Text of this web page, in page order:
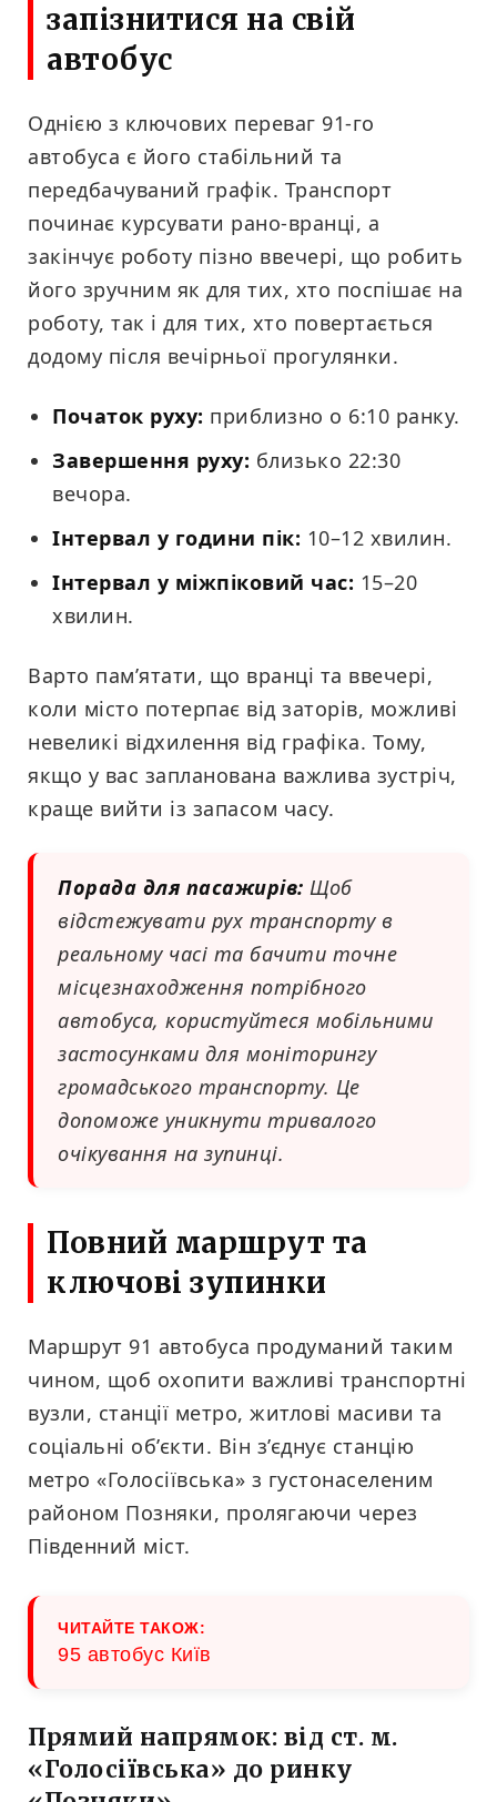
запізнитися на свій
автобус
Однією з ключових переваг 91-го
автобуса є його стабільний та
передбачуваний графік. Транспорт
починає курсувати рано-вранці, а
закінчує роботу пізно ввечері, що робить
його зручним як для тих, хто поспішає на
роботу, так і для тих, хто повертається
додому після вечірньої прогулянки.
Початок руху: приблизно о 6:10 ранку.
Завершення руху: близько 22:30
вечора.
Інтервал у години пік: 10–12 хвилин.
Інтервал у міжпіковий час: 15–20
хвилин.
Варто пам’ятати, що вранці та ввечері,
коли місто потерпає від заторів, можливі
невеликі відхилення від графіка. Тому,
якщо у вас запланована важлива зустріч,
краще вийти із запасом часу.
Порада для пасажирів: Щоб
відстежувати рух транспорту в
реальному часі та бачити точне
місцезнаходження потрібного
автобуса, користуйтеся мобільними
застосунками для моніторингу
громадського транспорту. Це
допоможе уникнути тривалого
очікування на зупинці.
Повний маршрут та
ключові зупинки
Маршрут 91 автобуса продуманий таким
чином, щоб охопити важливі транспортні
вузли, станції метро, житлові масиви та
соціальні об’єкти. Він з’єднує станцію
метро «Голосіївська» з густонаселеним
районом Позняки, пролягаючи через
Південний міст.
ЧИТАЙТЕ ТАКОЖ:
95 автобус Київ
Прямий напрямок: від ст. м.
«Голосіївська» до ринку